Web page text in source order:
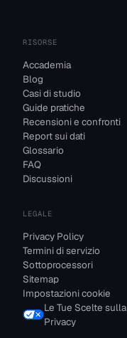
RISORSE
Accademia
Blog
Casi di studio
Guide pratiche
Recensioni e confronti
Report sui dati
Glossario
FAQ
Discussioni
LEGALE
Privacy Policy
Termini di servizio
Sottoprocessori
Sitemap
Impostazioni cookie
Le Tue Scelte sulla
Privacy